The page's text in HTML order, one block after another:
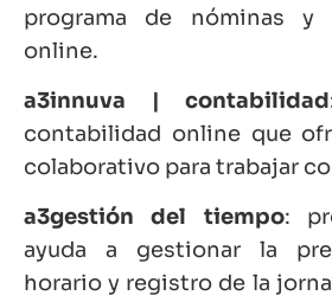
programa de nóminas y
online.
a3innuva | contabilidad
contabilidad online que
colaborativo para trabajar
a3gestión del tiempo:
ayuda a gestionar la
horario y registro de la